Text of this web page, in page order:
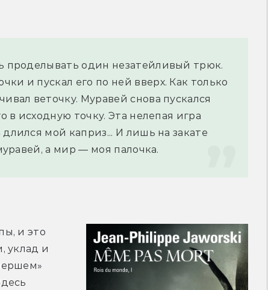
проделывать один незатейливый трюк.
и пускал его по ней вверх. Как только
веточку. Муравей снова пускался
в исходную точку. Эта нелепая игра
мой каприз... И лишь на закате
а мир — моя палочка.
и это
уклад и